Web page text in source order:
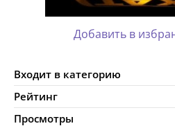
Добавить в
Входит в категорию
Рейтинг
Просмотры